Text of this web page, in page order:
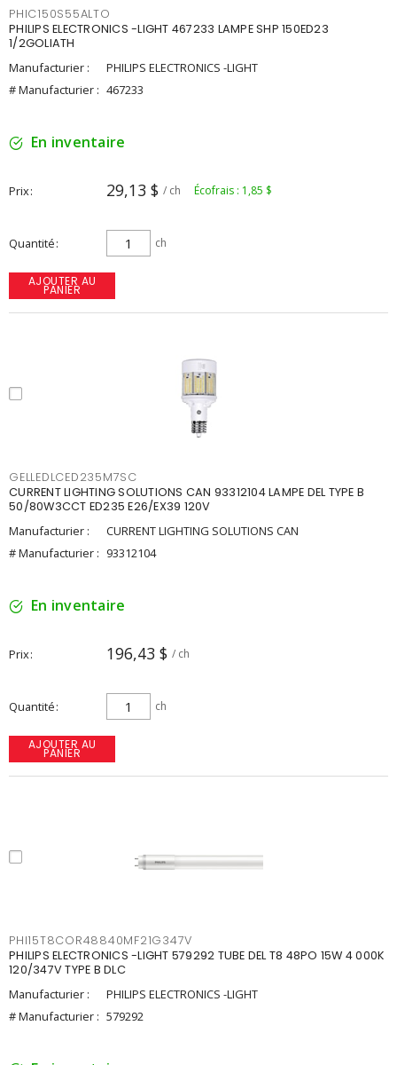
PHIC150S55ALTO
PHILIPS ELECTRONICS -LIGHT 467233 LAMPE SHP 150ED23
1/2GOLIATH
Manufacturier :
PHILIPS ELECTRONICS -LIGHT
# Manufacturier : 467233
En inventaire
Prix 29,13 $ / ch Écofrais : 1,85 $
Quantité ch
AJOUTER AU
PANIER
GELLEDLCED235M7SC
CURRENT LIGHTING SOLUTIONS CAN 93312104 LAMPE DEL TYPE B
50/80W3CCT ED235 E26/EX39 120V
Manufacturier :
CURRENT LIGHTING SOLUTIONS CAN
# Manufacturier : 93312104
En inventaire
Prix 196,43 $ / ch
Quantité ch
AJOUTER AU
PANIER
PHI15T8COR48840MF21G347V
PHILIPS ELECTRONICS -LIGHT 579292 TUBE DEL T8 48PO 15W 4 000K
120/347V TYPE B DLC
Manufacturier :
PHILIPS ELECTRONICS -LIGHT
# Manufacturier : 579292